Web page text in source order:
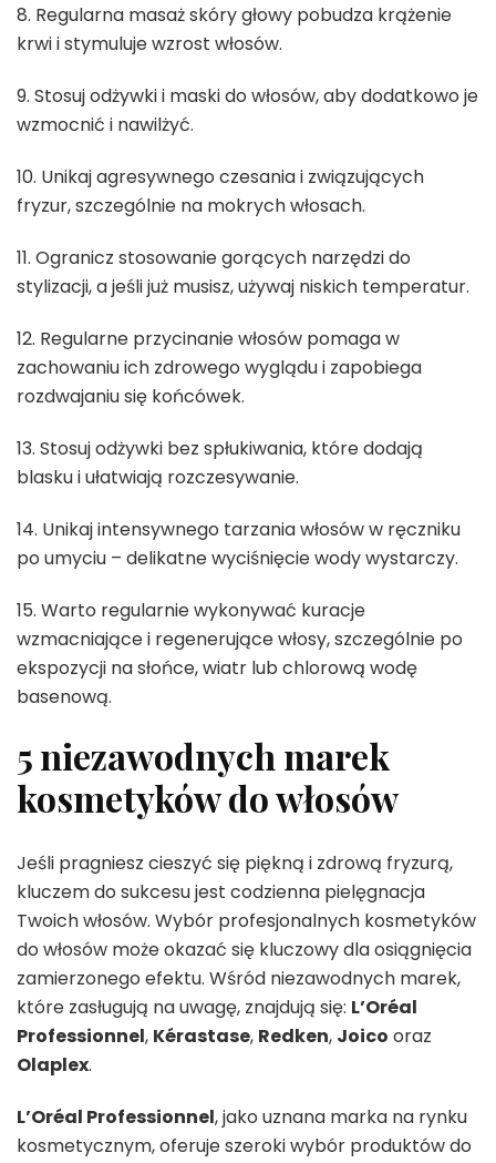
8. Regularna masaż skóry głowy pobudza krążenie
krwi i stymuluje wzrost włosów.
9. Stosuj odżywki i maski do włosów, aby dodatkowo je
wzmocnić i nawilżyć.
10. Unikaj agresywnego czesania i związujących
fryzur, szczególnie na mokrych włosach.
11. Ogranicz stosowanie gorących narzędzi do
stylizacji, a jeśli już musisz, używaj niskich temperatur.
12. Regularne przycinanie włosów pomaga w
zachowaniu ich zdrowego wyglądu i zapobiega
rozdwajaniu się końcówek.
13. Stosuj odżywki bez spłukiwania, które dodają
blasku i ułatwiają rozczesywanie.
14. Unikaj intensywnego tarzania włosów w ręczniku
po umyciu – delikatne wyciśnięcie wody wystarczy.
15. Warto regularnie wykonywać kuracje
wzmacniające i regenerujące włosy, szczególnie po
ekspozycji na słońce, wiatr lub chlorową wodę
basenową.
5 niezawodnych marek
kosmetyków do włosów
Jeśli pragniesz cieszyć się piękną i zdrową fryzurą,
kluczem do sukcesu jest codzienna pielęgnacja
Twoich włosów. Wybór profesjonalnych kosmetyków
do włosów może okazać się kluczowy dla osiągnięcia
zamierzonego efektu. Wśród niezawodnych marek,
które zasługują na uwagę, znajdują się: L’Oréal
Professionnel, Kérastase, Redken, Joico oraz
Olaplex.
L’Oréal Professionnel, jako uznana marka na rynku
kosmetycznym, oferuje szeroki wybór produktów do